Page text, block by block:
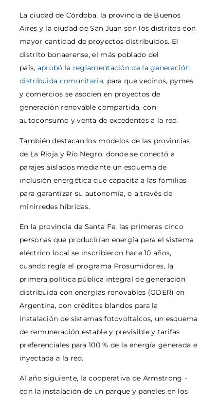
La ciudad de Córdoba, la provincia de Buenos
Aires y la ciudad de San Juan son los distritos con
mayor cantidad de proyectos distribuidos. El
distrito bonaerense, el más poblado del
país, aprobó la reglamentación de la generación
distribuida comunitaria, para que vecinos, pymes
y comercios se asocien en proyectos de
generación renovable compartida, con
autoconsumo y venta de excedentes a la red.
También destacan los modelos de las provincias
de La Rioja y Río Negro, donde se conectó a
parajes aislados mediante un esquema de
inclusión energética que capacita a las familias
para garantizar su autonomía, o a través de
minirredes híbridas.
En la provincia de Santa Fe, las primeras cinco
personas que producirían energía para el sistema
eléctrico local se inscribieron hace 10 años,
cuando regía el programa Prosumidores, la
primera política pública integral de generación
distribuida con energías renovables (GDER) en
Argentina, con créditos blandos para la
instalación de sistemas fotovoltaicos, un esquema
de remuneración estable y previsible y tarifas
preferenciales para 100 % de la energía generada e
inyectada a la red.
Al año siguiente, la cooperativa de Armstrong -
con la instalación de un parque y paneles en los